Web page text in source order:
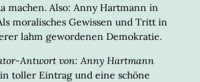
machen. Also: Anny Hartmann in
moralisches Gewissen und Tritt in
lahm gewordenen Demokratie.
Antwort von: Anny Hartmann
toller Eintrag und eine schöne